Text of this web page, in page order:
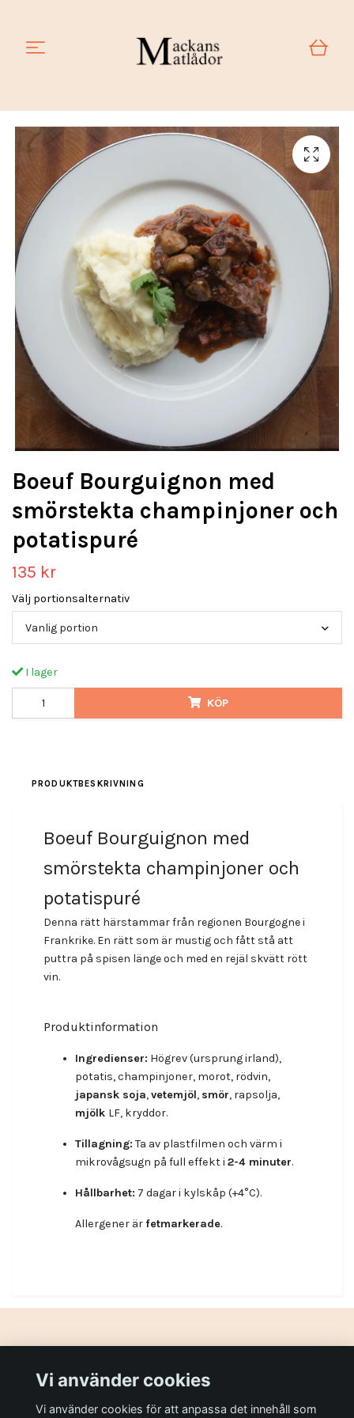
Boeuf Bourguignon med
smörstekta champinjoner och
potatispuré
135 kr
Välj portionsalternativ
Vanlig portion
I lager
KÖP
PRODUKTBESKRIVNING
Boeuf Bourguignon med
smörstekta champinjoner och
potatispuré
Denna rätt härstammar från regionen Bourgogne i
Frankrike. En rätt som är mustig och fått stå att
puttra på spisen länge och med en rejäl skvätt rött
vin.
Produktinformation
Ingredienser: Högrev (ursprung irland),
potatis, champinjoner, morot, rödvin,
japansk soja,vetemjöl, smör, rapsolja,
mjölk LF, kryddor.
Tillagning: Ta av plastfilmen och värm i
mikrovågsugn på full effekt i 2-4 minuter.
Hållbarhet: 7 dagar i kylskåp (+4°C).
Allergener är fetmarkerade.
Sociala medier
Vi använder cookies
Vi använder cookies för att anpassa det innehåll som